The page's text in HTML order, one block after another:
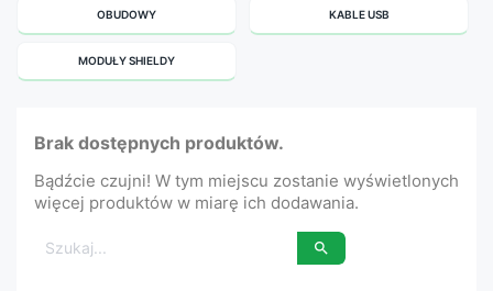
OBUDOWY KABLE USB
MODUŁY SHIELDY
Brak dostępnych produktów.
Bądźcie czujni! W tym miejscu zostanie wyświetlonych
więcej produktów w miarę ich dodawania.
